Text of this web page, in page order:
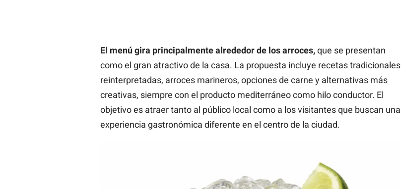
El menú gira principalmente alrededor de los arroces,que se presentan
como el gran atractivo de la casa. La propuesta incluye recetas tradicionales
reinterpretadas, arroces marineros, opciones de carne y alternativas más
creativas, siempre con el producto mediterráneo como hilo conductor. El
objetivo es atraer tanto al público local como a los visitantes que buscan una
experiencia gastronómica diferente en el centro de la ciudad.